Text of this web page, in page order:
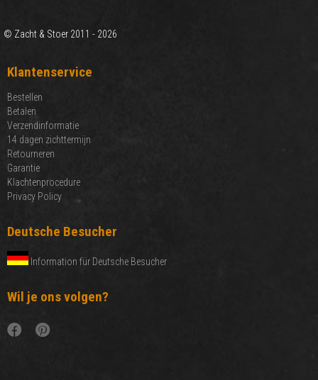
© Zacht & Stoer 2011 - 2026
Klantenservice
Bestellen
Betalen
Verzendinformatie
14 dagen zichttermijn
Retourneren
Garantie
Klachtenprocedure
Privacy Policy
Deutsche Besucher
Information für Deutsche Besucher
Wil je ons volgen?